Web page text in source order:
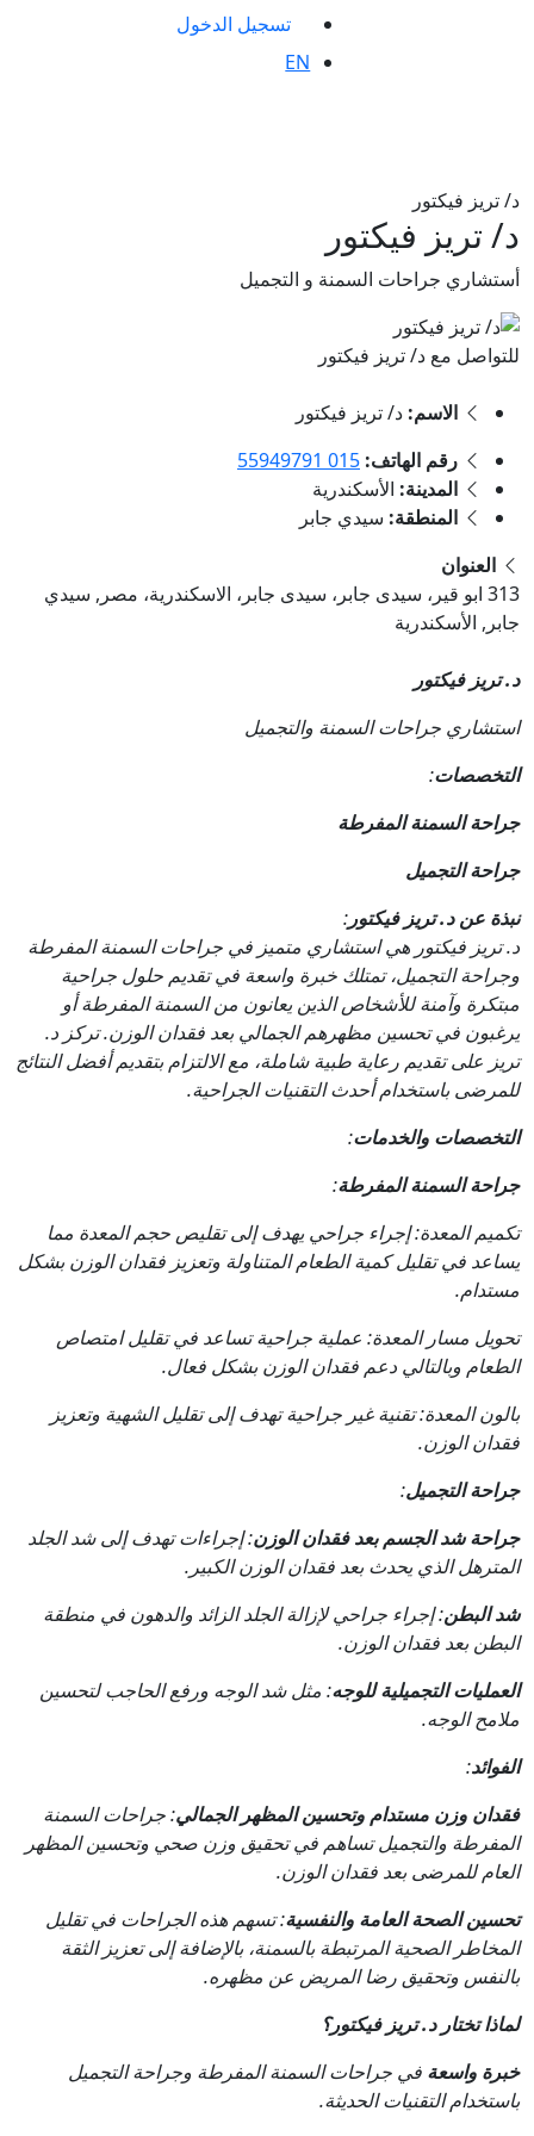
تسجيل الدخول
EN
د/ تريز فيكتور
د/ تريز فيكتور
أستشاري جراحات السمنة و التجميل
للتواصل مع د/ تريز فيكتور
الاسم: د/ تريز فيكتور
رقم الهاتف: 015 55949791
المدينة: الأسكندرية
المنطقة: سيدي جابر
العنوان
313 ابو قير، سيدى جابر، سيدى جابر، الاسكندرية، مصر, سيدي
جابر, الأسكندرية
د. تريز فيكتور
استشاري جراحات السمنة والتجميل
التخصصات:
جراحة السمنة المفرطة
جراحة التجميل
نبذة عن د. تريز فيكتور:
د. تريز فيكتور هي استشاري متميز في جراحات السمنة المفرطة
وجراحة التجميل، تمتلك خبرة واسعة في تقديم حلول جراحية
مبتكرة وآمنة للأشخاص الذين يعانون من السمنة المفرطة أو
يرغبون في تحسين مظهرهم الجمالي بعد فقدان الوزن. تركز د.
تريز على تقديم رعاية طبية شاملة، مع الالتزام بتقديم أفضل النتائج
للمرضى باستخدام أحدث التقنيات الجراحية.
التخصصات والخدمات:
جراحة السمنة المفرطة:
تكميم المعدة: إجراء جراحي يهدف إلى تقليص حجم المعدة مما
يساعد في تقليل كمية الطعام المتناولة وتعزيز فقدان الوزن بشكل
مستدام.
تحويل مسار المعدة: عملية جراحية تساعد في تقليل امتصاص
الطعام وبالتالي دعم فقدان الوزن بشكل فعال.
بالون المعدة: تقنية غير جراحية تهدف إلى تقليل الشهية وتعزيز
فقدان الوزن.
جراحة التجميل:
جراحة شد الجسم بعد فقدان الوزن: إجراءات تهدف إلى شد الجلد
المترهل الذي يحدث بعد فقدان الوزن الكبير.
شد البطن: إجراء جراحي لإزالة الجلد الزائد والدهون في منطقة
البطن بعد فقدان الوزن.
العمليات التجميلية للوجه: مثل شد الوجه ورفع الحاجب لتحسين
ملامح الوجه.
الفوائد:
فقدان وزن مستدام وتحسين المظهر الجمالي: جراحات السمنة
المفرطة والتجميل تساهم في تحقيق وزن صحي وتحسين المظهر
العام للمرضى بعد فقدان الوزن.
تحسين الصحة العامة والنفسية: تسهم هذه الجراحات في تقليل
المخاطر الصحية المرتبطة بالسمنة، بالإضافة إلى تعزيز الثقة
بالنفس وتحقيق رضا المريض عن مظهره.
لماذا تختار د. تريز فيكتور؟
خبرة واسعة في جراحات السمنة المفرطة وجراحة التجميل
باستخدام التقنيات الحديثة.